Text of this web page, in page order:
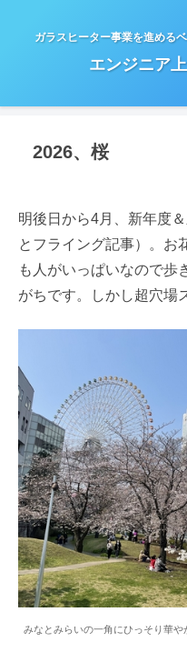
ガラスヒーター事業を進める
エンジニア
2026、桜
明後日から4月、新年度
とフライング記事）。お
も人がいっぱいなので歩
がちです。しかし超穴場
みなとみらいの一角にひっそり華や